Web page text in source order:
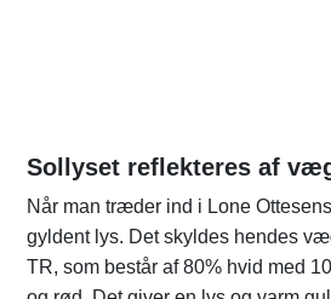
Sollyset reflekteres af
Når man træder ind i Lone
gyldent lys. Det skyldes hendes
TR, som består af 80% hvid med